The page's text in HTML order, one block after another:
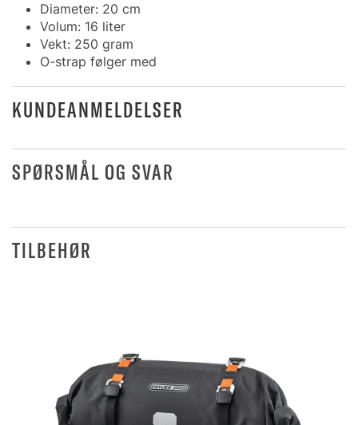
Diameter: 20 cm
Volum: 16 liter
Vekt: 250 gram
O-strap følger med
KUNDEANMELDELSER
SPØRSMÅL OG SVAR
TILBEHØR